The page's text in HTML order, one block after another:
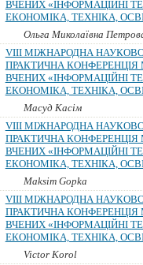
ВЧЕНИХ «ІНФОРМАЦІЙНІ
ЕКОНОМІКА, ТЕХНІКА,
Ольга Миколаївна
VIII МІЖНАРОДНА
ПРАКТИЧНА
ВЧЕНИХ «ІНФОРМАЦІЙНІ
ЕКОНОМІКА, ТЕХНІКА,
Масуд Касім
VIII МІЖНАРОДНА
ПРАКТИЧНА
ВЧЕНИХ «ІНФОРМАЦІЙНІ
ЕКОНОМІКА, ТЕХНІКА,
Maksim Gopka
VIII МІЖНАРОДНА
ПРАКТИЧНА
ВЧЕНИХ «ІНФОРМАЦІЙНІ
ЕКОНОМІКА, ТЕХНІКА,
Victor Korol